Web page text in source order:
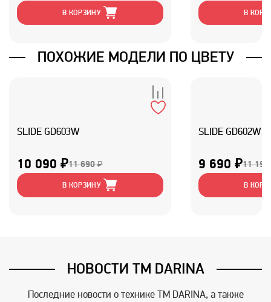
В КОРЗИНУ В
ПОХОЖИЕ МОДЕЛИ ПО ЦВЕТУ
SLIDE GD603W
10 090 ₽11 690 ₽
В КОРЗИНУ
SLIDE GD602W
9 690 ₽11
В
НОВОСТИ TM DARINA
Последние новости о технике TM DARINA, а также